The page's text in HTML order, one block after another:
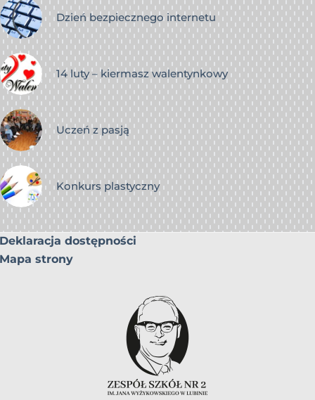
Dzień bezpiecznego internetu
14 luty – kiermasz walentynkowy
Uczeń z pasją
Konkurs plastyczny
Deklaracja dostępności
Mapa strony